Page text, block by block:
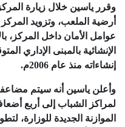
وقرر ياسين خلال زيارة
أرضية الملعب، وتزويد
عوامل الأمان داخل المركز،
الإنشائية بالمبنى الإداري
إنشاءاته منذ عام 2006م.
وأعلن ياسين أنه سيتم
لمراكز الشباب إلى أربع
الموازنة الجديدة للوزارة،